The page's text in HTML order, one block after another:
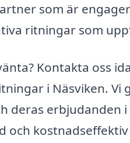
som är
ritningar som
Kontakta oss
i Näsviken.
deras erbjudanden
och